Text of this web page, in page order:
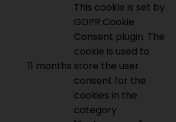
11 months
This cookie is set by
GDPR Cookie
Consent plugin. The
cookie is used to
store the user
consent for the
cookies in the
category